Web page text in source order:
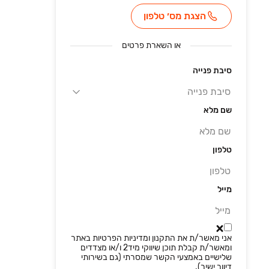
הצגת מס׳ טלפון
או השארת פרטים
סיבת פנייה
שם מלא
טלפון
מייל
אני מאשר/ת את התקנון ומדיניות הפרטיות באתר
ומאשר/ת קבלת תוכן שיווקי מיד2 ו/או מצדדים
שלישיים באמצעי הקשר שמסרתי (גם בשירותי
דיוור ישיר).